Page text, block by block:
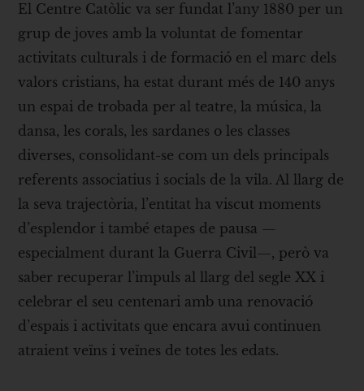
El Centre Catòlic va ser fundat l’any 1880 per un
grup de joves amb la voluntat de fomentar
activitats culturals i de formació en el marc dels
valors cristians, ha estat durant més de 140 anys
un espai de trobada per al teatre, la música, la
dansa, les corals, les sardanes o les classes
diverses, consolidant-se com un dels principals
referents associatius i socials de la vila. Al llarg de
la seva trajectòria, l’entitat ha viscut moments
d’esplendor i també etapes de pausa —
especialment durant la Guerra Civil—, però va
saber recuperar l’impuls al llarg del segle XX i
celebrar el seu centenari amb una renovació
d’espais i activitats que encara avui continuen
atraient veïns i veïnes de totes les edats.